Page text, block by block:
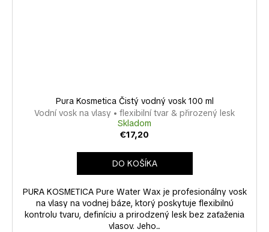
Pura Kosmetica Čistý vodný vosk 100 ml
Vodní vosk na vlasy • flexibilní tvar & přirozený lesk
Skladom
€17,20
DO KOŠÍKA
PURA KOSMETICA Pure Water Wax je profesionálny vosk
na vlasy na vodnej báze, ktorý poskytuje flexibilnú
kontrolu tvaru, definíciu a prirodzený lesk bez zaťaženia
vlasov. Jeho...